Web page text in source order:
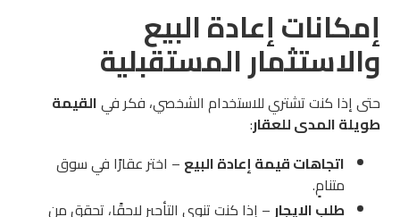
إمكانات إعادة البيع
والاستثمار المستقبلية
حتى إذا كنت تشتري للاستخدام الشخصي، فكر فيالقيمة
طويلة المدى للعقار:
اتجاهات قيمة إعادة البيع – اختر عقارًا في سوق
متنامٍ.
طلب الإيجار – إذا كنت تنوي التأجير لاحقًا، تحقق من